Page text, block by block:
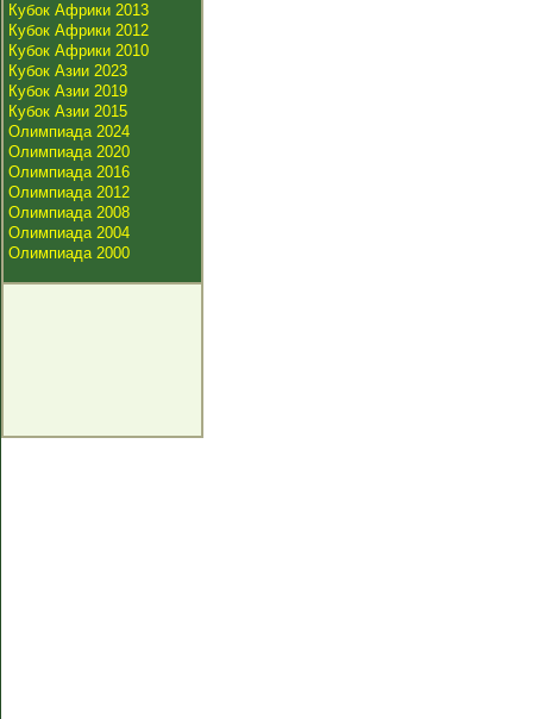
Кубок Африки 2013
Кубок Африки 2012
Кубок Африки 2010
Кубок Азии 2023
Кубок Азии 2019
Кубок Азии 2015
Олимпиада 2024
Олимпиада 2020
Олимпиада 2016
Олимпиада 2012
Олимпиада 2008
Олимпиада 2004
Олимпиада 2000